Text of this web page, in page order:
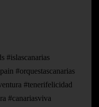
#islascanarias
#orquestascanarias
#tenerifelicidad
#canariasviva